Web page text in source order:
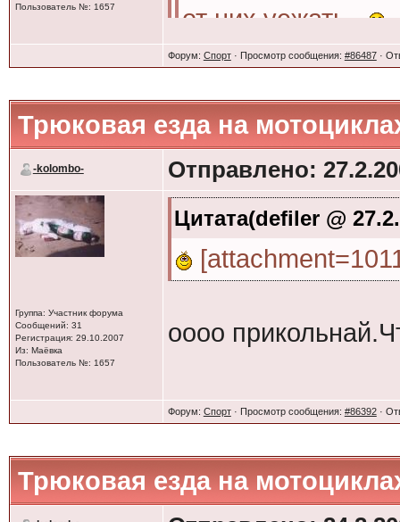
Пользователь №: 1657
от них уежать
и не тебя одного!
откуда их
уезжали, так и
подоражали
Менты стоят из-за
машину
Форум: Спорт· Просмотр сообщения: #86487·
Трюковая езда на
-kolombo- Отправлено:
Группа: Участник форума
Сообщений: 31
Регистрация: 29.10.2007
Из: Маёвка
Пользователь №: 1657
Цитата(defiler @
оооо
Форум: Спорт· Просмотр сообщения: #86392·
Трюковая езда на